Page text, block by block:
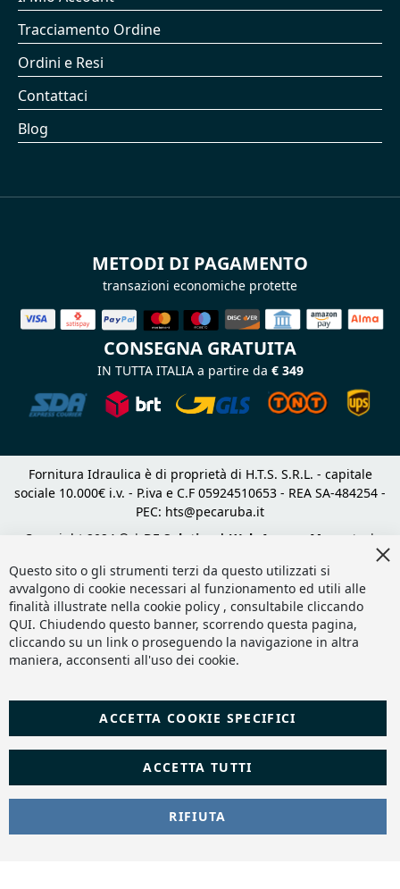
Tracciamento Ordine
Ordini e Resi
Contattaci
Blog
METODI DI PAGAMENTO
transazioni economiche protette
CONSEGNA GRATUITA
IN TUTTA ITALIA a partire da € 349
Fornitura Idraulica è di proprietà di H.T.S. S.R.L. - capitale
sociale 10.000€ i.v. - P.iva e C.F 05924510653 - REA SA-484254 -
PEC: hts@pecaruba.it
Copyright 2024 © | DF Solution | Web Agency Magento
|
Questo sito o gli strumenti terzi da questo utilizzati si
avvalgono di cookie necessari al funzionamento ed utili alle
finalità illustrate nella cookie policy , consultabile cliccando
QUI. Chiudendo questo banner, scorrendo questa pagina,
cliccando su un link o proseguendo la navigazione in altra
maniera, acconsenti all'uso dei cookie.
ACCETTA TUTTI
ACCETTA COOKIE SPECIFICI
RIFIUTA